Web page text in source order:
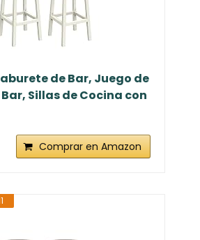
de Bar, Juego de
Sillas de Cocina con
Comprar en Amazon